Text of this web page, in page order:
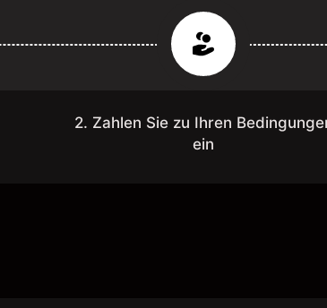
2. Zahlen Sie zu Ihren
ein